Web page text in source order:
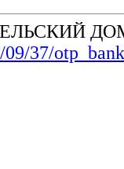
37/